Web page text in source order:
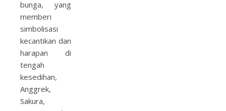
bunga, yang
memberi
simbolisasi
kecantikan dan
harapan di
tengah
kesedihan,
Anggrek,
Sakura,